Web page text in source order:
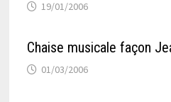
19/01/2006
Chaise musicale façon
01/03/2006